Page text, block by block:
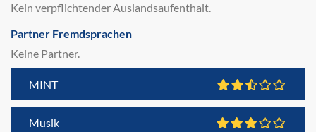
Kein verpflichtender Auslandsaufenthalt.
Partner Fremdsprachen
Keine Partner.
MINT
Musik